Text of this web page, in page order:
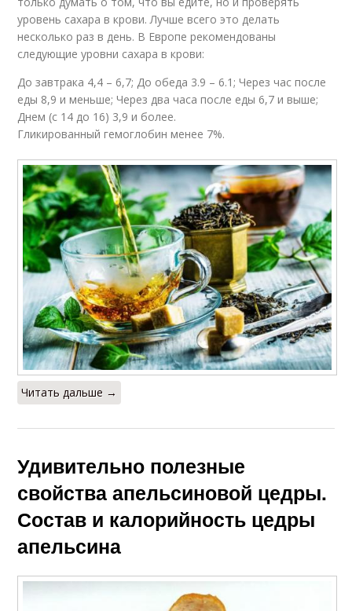
уровень сахара в крови. Лучше всего это делать
несколько раз в день. В Европе рекомендованы
следующие уровни сахара в крови:
До завтрака 4,4 – 6,7; До обеда 3.9 – 6.1; Через час после
еды 8,9 и меньше; Через два часа после еды 6,7 и выше;
Днем (с 14 до 16) 3,9 и более.
Гликированный гемоглобин менее 7%.
Читать дальше →
Удивительно полезные
свойства апельсиновой цедры.
Состав и калорийность цедры
апельсина